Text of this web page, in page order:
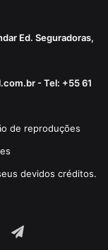
Ed. Seguradoras,
- Tel: +55 61
de reproduções
devidos créditos.